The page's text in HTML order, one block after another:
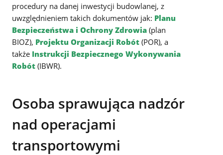
procedury na danej inwestycji budowlanej, z
uwzględnieniem takich dokumentów jak: Planu
Bezpieczeństwa i Ochrony Zdrowia (plan
BIOZ), Projektu Organizacji Robót (POR), a
także Instrukcji Bezpiecznego Wykonywania
Robót (IBWR).
Osoba sprawująca nadzór
nad operacjami
transportowymi